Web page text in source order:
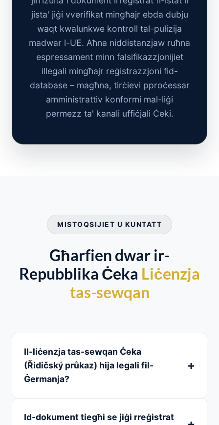
jista' jiġi vverifikat mingħajr ebda dubju
waqt kwalunkwe kontroll tal-pulizija
madwar l-UE. Aħna niddistanzjaw ruħna
espressament minn falsifikazzjonijiet
illegali mingħajr reġistrazzjoni fid-
database – magħna, tirċievi pproċessar
amministrattiv konformi mal-liġi
permezz ta' kanali uffiċjali Ċeki.
MISTOQSIJIET U KUNTATT
Għarfien dwar ir-
Repubblika Ċeka Liċenzja
tas-sewqan
Il-liċenzja tas-sewqan Ċeka
(Řidičský průkaz) hija legali fil-
Ġermanja?
Id-dokument tiegħi se jiġi rreġistrat